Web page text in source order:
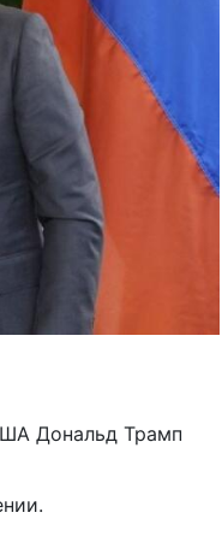
Дональд Трамп